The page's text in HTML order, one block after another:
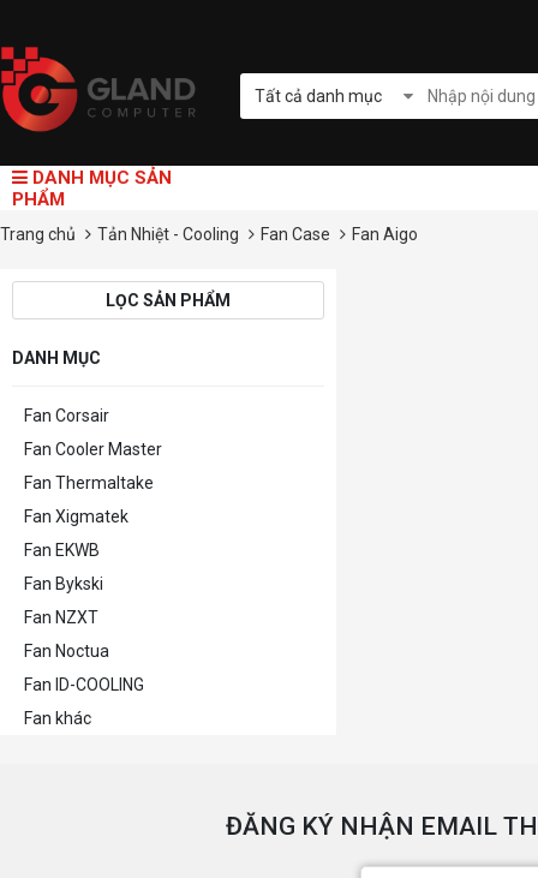
Tất cả danh mục
DANH MỤC SẢN
PHẨM
Trang chủ Tản Nhiệt - Cooling Fan Case Fan Aigo
LỌC SẢN PHẨM
DANH MỤC
Fan Corsair
Fan Cooler Master
Fan Thermaltake
Fan Xigmatek
Fan EKWB
Fan Bykski
Fan NZXT
Fan Noctua
Fan ID-COOLING
Fan khác
ĐĂNG KÝ NHẬN EMAIL